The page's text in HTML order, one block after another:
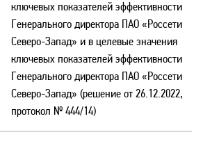
ключевых показателей эффективности
Генерального директора ПАО «Россети
Северо-Запад» и в целевые значения
ключевых показателей эффективности
Генерального директора ПАО «Россети
Северо-Запад» (решение от 26.12.2022,
протокол № 444/14)